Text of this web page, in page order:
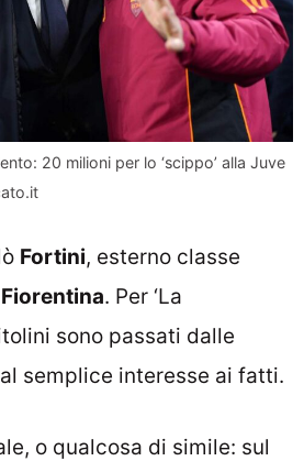
20 milioni per lo ‘scippo’ alla Juve
Fortini, esterno classe
Fiorentina. Per ‘La
sono passati dalle
semplice interesse ai fatti.
o qualcosa di simile: sul